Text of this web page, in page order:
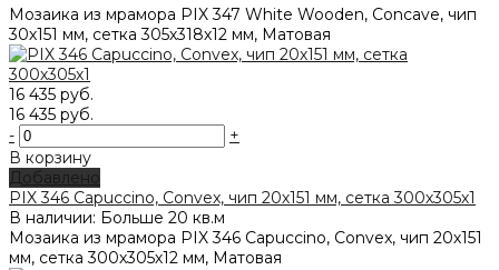
Мозаика из мрамора PIX 347 White Wooden, Concave, чип
30х151 мм, сетка 305х318х12 мм, Матовая
16 435 руб.
16 435 руб.
-
+
В корзину
Добавлено
PIX 346 Capuccino, Convex, чип 20х151 мм, сетка 300х305х1
В наличии: Больше 20 кв.м
Мозаика из мрамора PIX 346 Capuccino, Convex, чип 20х151
мм, сетка 300х305х12 мм, Матовая